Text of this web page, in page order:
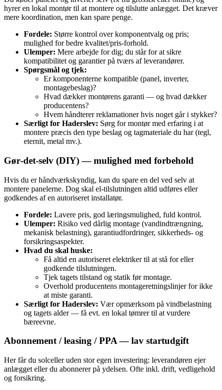
hyrer en lokal montør til at montere og tilslutte anlægget. Det kræver
mere koordination, men kan spare penge.
Fordele: Større kontrol over komponentvalg og pris;
mulighed for bedre kvalitet/pris‑forhold.
Ulemper: Mere arbejde for dig; du står for at sikre
kompatibilitet og garantier på tværs af leverandører.
Spørgsmål og tjek:
Er komponenterne kompatible (panel, inverter,
montagebeslag)?
Hvad dækker montørens garanti — og hvad dækker
producentens?
Hvem håndterer reklamationer hvis noget går i stykker?
Særligt for Haderslev: Sørg for montør med erfaring i at
montere præcis den type beslag og tagmateriale du har (tegl,
eternit, metal mv.).
Gør‑det‑selv (DIY) — mulighed med forbehold
Hvis du er håndværkskyndig, kan du spare en del ved selv at
montere panelerne. Dog skal el‑tilslutningen altid udføres eller
godkendes af en autoriseret installatør.
Fordele: Lavere pris, god læringsmulighed, fuld kontrol.
Ulemper: Risiko ved dårlig montage (vandindtrængning,
mekanisk belastning), garantiudfordringer, sikkerheds- og
forsikringsaspekter.
Hvad du skal huske:
Få altid en autoriseret elektriker til at stå for eller
godkende tilslutningen.
Tjek tagets tilstand og statik før montage.
Overhold producentens montageretningslinjer for ikke
at miste garanti.
Særligt for Haderslev: Vær opmærksom på vindbelastning
og tagets alder — få evt. en lokal tømrer til at vurdere
bæreevne.
Abonnement / leasing / PPA — lav startudgift
Her får du solceller uden stor egen investering: leverandøren ejer
anlægget eller du abonnerer på ydelsen. Ofte inkl. drift, vedligehold
og forsikring.